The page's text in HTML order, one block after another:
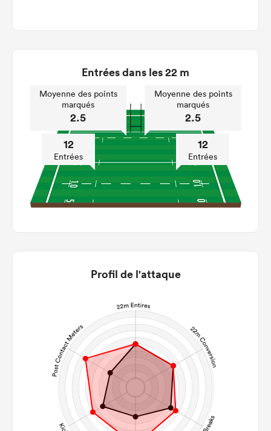
Entrées dans les 22 m
Moyenne des points
marqués
2.5
12
Entrées
Moyenne des points
marqués
2.5
12
Entrées
Profil de l'attaque